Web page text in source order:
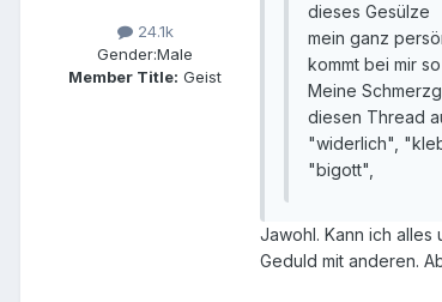
24.1k
Gender:Male
Member Title: Geist
dieses Gesülze
mein ganz
kommt bei mir
Meine
diesen Thread
"widerlich",
"bigott",
Jawohl. Kann ich alles
Geduld mit anderen.